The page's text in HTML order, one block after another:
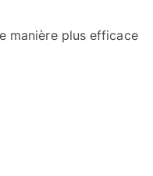
manière plus efficace